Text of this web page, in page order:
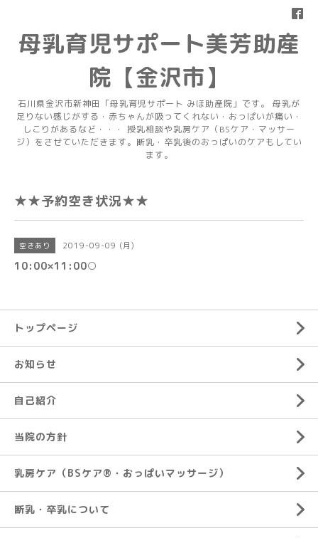
母乳育児サポート美芳助産
院【金沢市】
石川県金沢市新神田「母乳育児サポート みほ助産院」です。 母乳が
足りない感じがする・赤ちゃんが吸ってくれない・おっぱいが痛い・
しこりがあるなど・・・ 授乳相談や乳房ケア（BSケア・マッサー
ジ）をさせていただきます。断乳・卒乳後のおっぱいのケアもしてい
ます。
★★予約空き状況★★
空きあり 2019-09-09 (月)
10:00×11:00○
トップページ
お知らせ
自己紹介
当院の方針
乳房ケア（BSケア®︎・おっぱいマッサージ）
断乳・卒乳について